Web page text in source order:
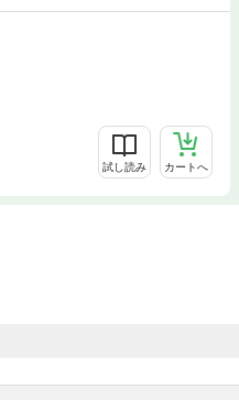
試し読み カートへ